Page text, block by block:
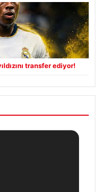
transfer ediyor!